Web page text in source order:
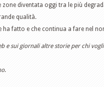
diventata oggi tra le più
qualità.
fatto e che continua a fare nel
e sui giornali altre storie per chi
.